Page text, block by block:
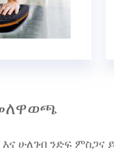
ሁለገብ ንድፍ